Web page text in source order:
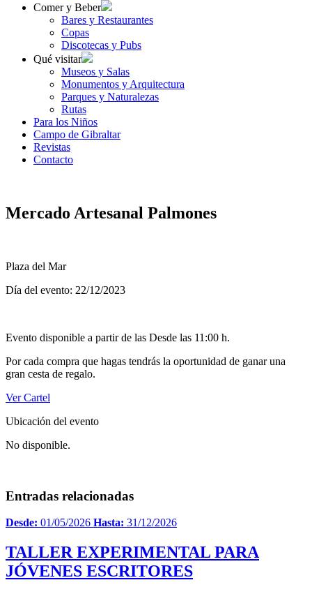
Comer y Beber
Bares y Restaurantes
Copas
Discotecas y Pubs
Qué visitar
Museos y Salas
Monumentos y Arquitectura
Parques y Naturalezas
Rutas
Para los Niños
Campo de Gibraltar
Revistas
Contacto
Mercado Artesanal Palmones
Plaza del Mar
Día del evento: 22/12/2023
Evento disponible a partir de las Desde las 11:00 h.
Por cada compra que hagas tendrás la oportunidad de ganar una
gran cesta de regalo.
Ver Cartel
Ubicación del evento
No disponible.
Entradas relacionadas
Desde: 01/05/2026 Hasta: 31/12/2026
TALLER EXPERIMENTAL PARA
JÓVENES ESCRITORES